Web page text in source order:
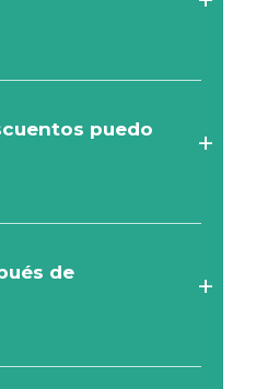
puedo
de